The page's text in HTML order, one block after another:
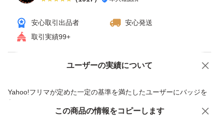
安心取引出品者
安心発送
取引実績99+
ユーザーの実績について
Yahoo!フリマが定めた一定の基準を満たしたユーザーにバッジを
付与しています
価格の相談 商品への質問
この商品の情報をコピーします
この商品をみている人にオススメ